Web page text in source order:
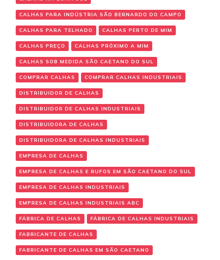
CALHAS PARA INDÚSTRIA SÃO BERNARDO DO CAMPO
CALHAS PARA TELHADO CALHAS PERTO DE MIM
CALHAS PREÇO CALHAS PRÓXIMO A MIM
CALHAS SOB MEDIDA SÃO CAETANO DO SUL
COMPRAR CALHAS COMPRAR CALHAS INDUSTRIAIS
DISTRIBUIDOR DE CALHAS
DISTRIBUIDOR DE CALHAS INDUSTRIAIS
DISTRIBUIDORA DE CALHAS
DISTRIBUIDORA DE CALHAS INDUSTRIAIS
EMPRESA DE CALHAS
EMPRESA DE CALHAS E RUFOS EM SÃO CAETANO DO SUL
EMPRESA DE CALHAS INDUSTRIAIS
EMPRESA DE CALHAS INDUSTRIAIS ABC
FÁBRICA DE CALHAS FÁBRICA DE CALHAS INDUSTRIAIS
FABRICANTE DE CALHAS
FABRICANTE DE CALHAS EM SÃO CAETANO